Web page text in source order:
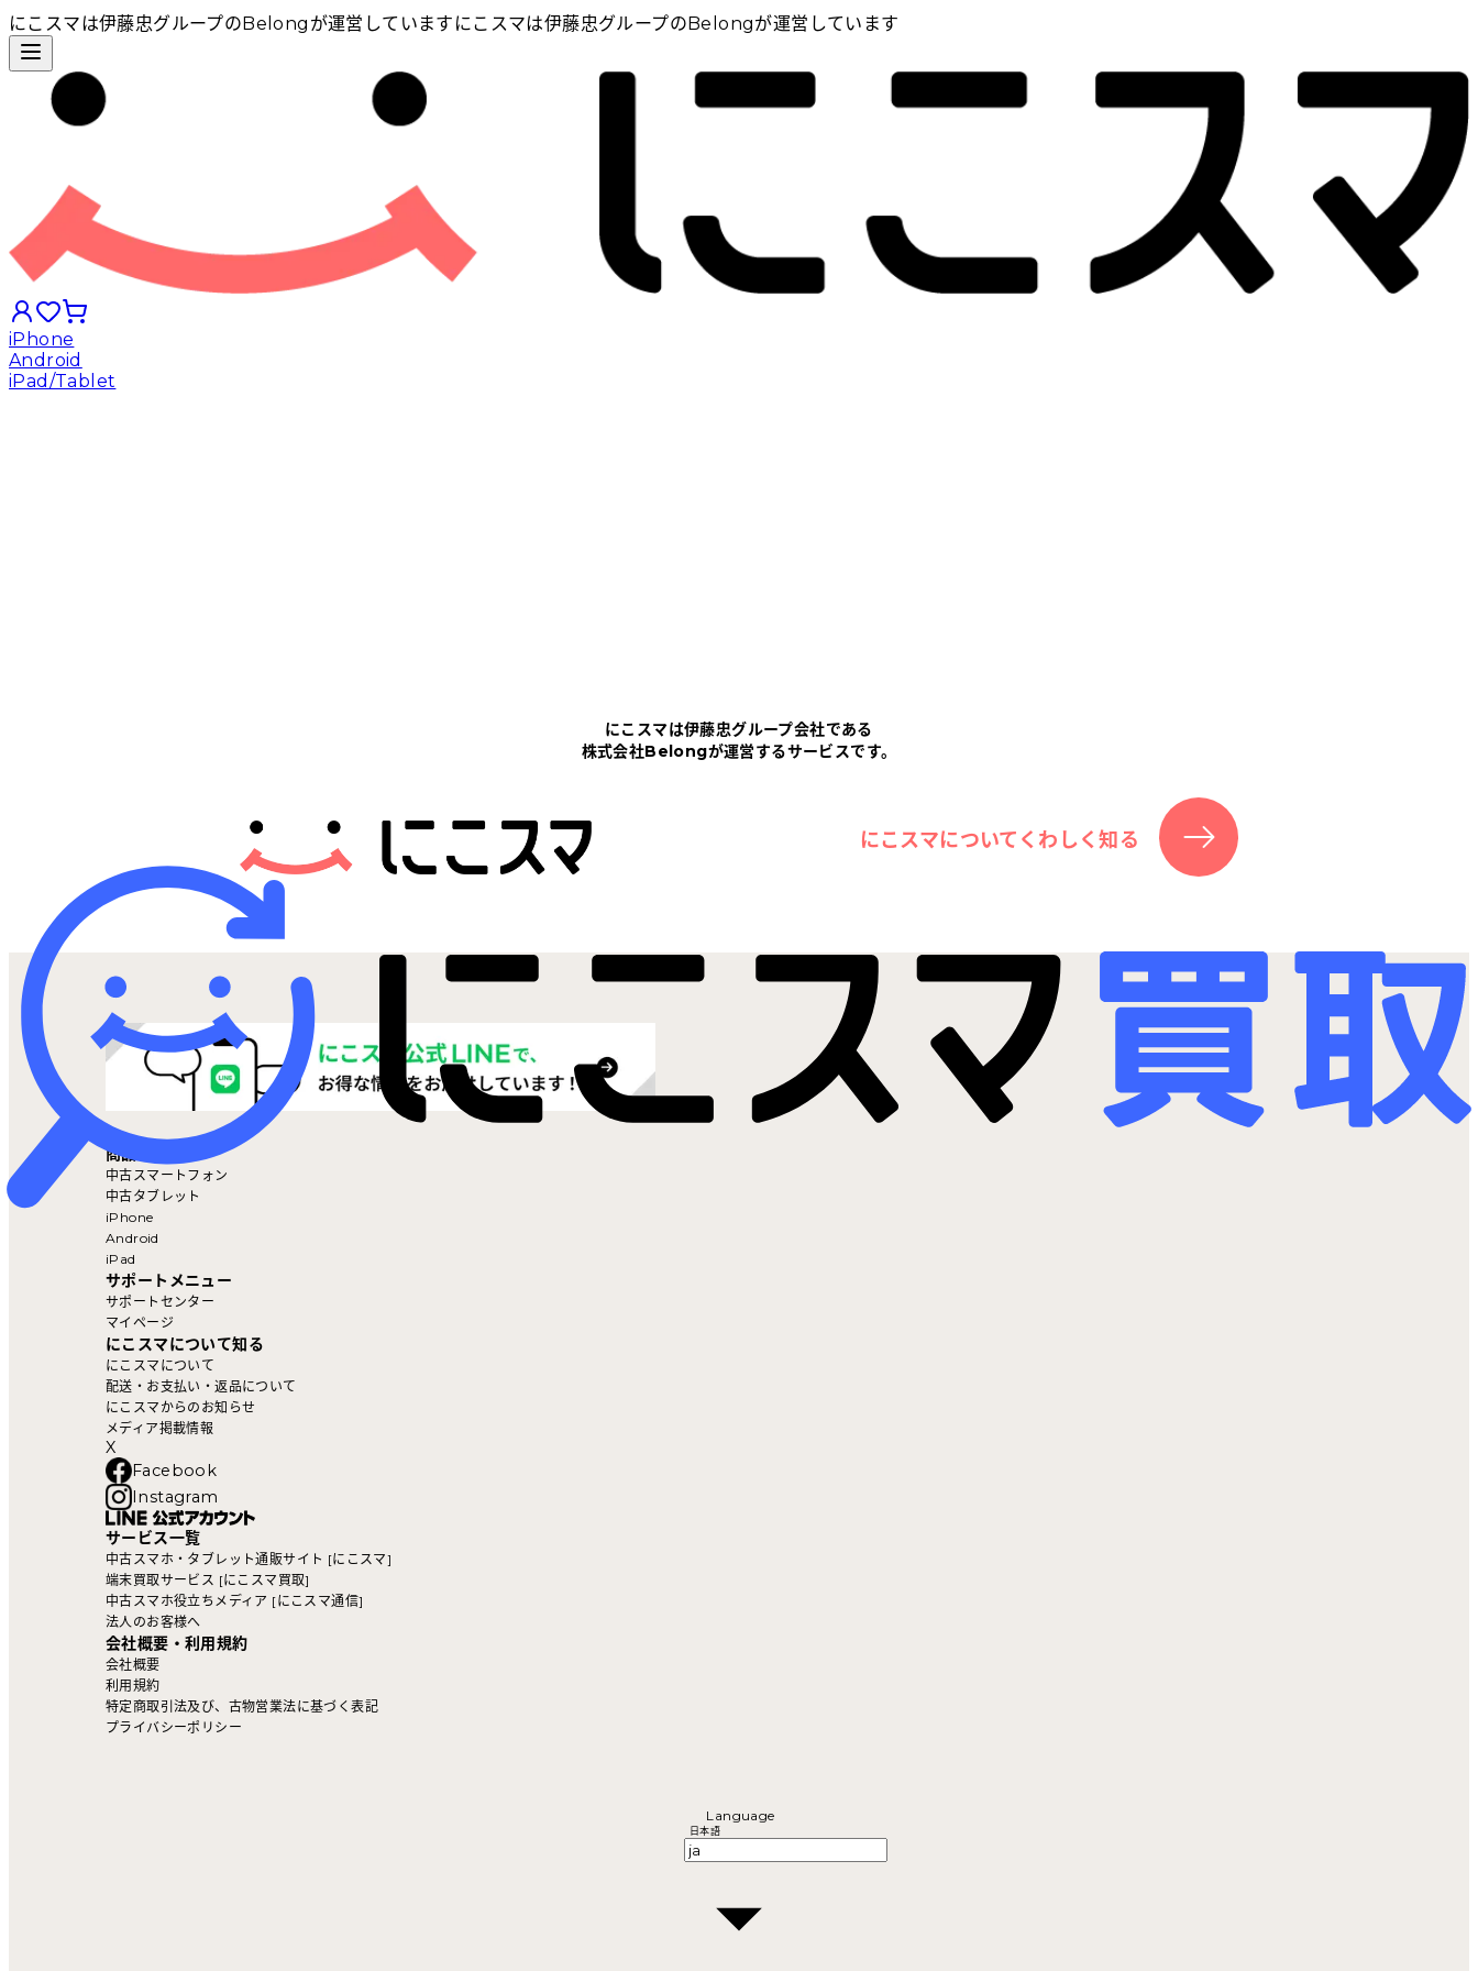
にこスマは伊藤忠グループのBelongが運営しています にこスマは伊藤忠グループのBelongが運営しています
iPhone
Android
iPad/Tablet
ニュース
にこスマ通信
マイページ
にこスマは伊藤忠グループ会社である
株式会社Belongが運営するサービスです。
にこスマについてくわしく知る
商品を探す
中古スマートフォン
中古タブレット
iPhone
Android
iPad
サポートメニュー
サポートセンター
マイページ
にこスマについて知る
にこスマについて
配送・お支払い・返品について
にこスマからのお知らせ
メディア掲載情報
X
Facebook
Instagram
サービス一覧
中古スマホ・タブレット通販サイト [にこスマ]
端末買取サービス [にこスマ買取]
中古スマホ役立ちメディア [にこスマ通信]
法人のお客様へ
会社概要・利用規約
会社概要
利用規約
特定商取引法及び、古物営業法に基づく表記
プライバシーポリシー
Language
日本語